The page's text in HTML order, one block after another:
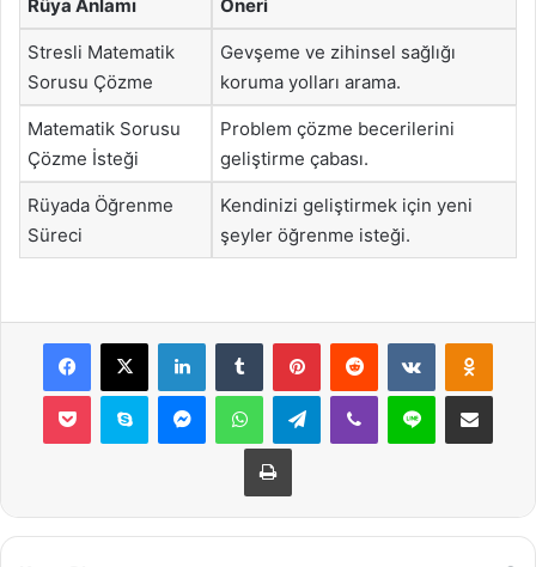
Rüya Anlamı Öneri
Stresli Matematik
Sorusu Çözme
Gevşeme ve zihinsel sağlığı
koruma yolları arama.
Matematik Sorusu
Çözme İsteği
Problem çözme becerilerini
geliştirme çabası.
Rüyada Öğrenme
Süreci
Kendinizi geliştirmek için yeni
şeyler öğrenme isteği.
Facebook
X LinkedInTumblr PinterestReddit VKontakte
Pocket Skype MessengerWhatsAppTelegramViber Line E-Posta ile
Yazdır